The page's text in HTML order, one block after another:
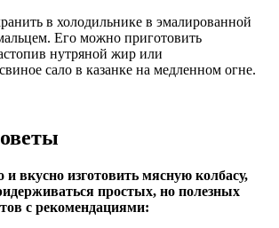
в холодильнике в эмалированной
Его можно приготовить
нутряной жир или
сало в казанке на медленном огне.
вкусно изготовить мясную колбасу,
простых, но полезных
с рекомендациями: